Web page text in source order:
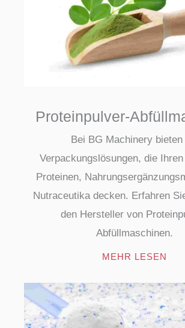
Proteinpulver-
Bei BG Machinery bieten
Verpackungslösungen, die
Proteinen,
Nutraceutika decken. Erfahren
den Hersteller von
Abfüllmaschinen.
MEHR LESEN